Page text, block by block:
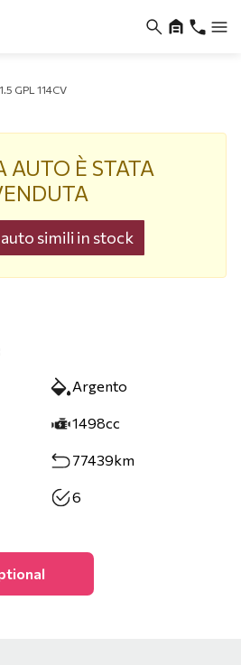
1.5 GPL 114CV
AUTO È STATA
simili in stock
Argento
1498cc
77439km
6